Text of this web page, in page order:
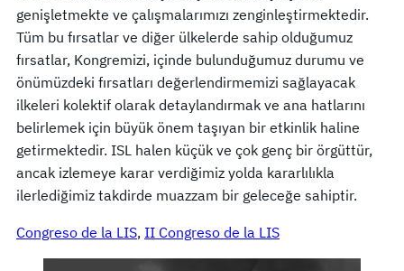
genişletmekte ve çalışmalarımızı zenginleştirmektedir.
Tüm bu fırsatlar ve diğer ülkelerde sahip olduğumuz
fırsatlar, Kongremizi, içinde bulunduğumuz durumu ve
önümüzdeki fırsatları değerlendirmemizi sağlayacak
ilkeleri kolektif olarak detaylandırmak ve ana hatlarını
belirlemek için büyük önem taşıyan bir etkinlik haline
getirmektedir. ISL halen küçük ve çok genç bir örgüttür,
ancak izlemeye karar verdiğimiz yolda kararlılıkla
ilerlediğimiz takdirde muazzam bir geleceğe sahiptir.
Congreso de la LIS, II Congreso de la LIS